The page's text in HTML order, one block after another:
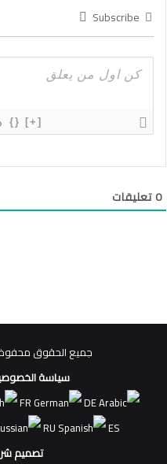
Subscribe
{} [+]
0تعليقات
جميع الحقوق محفوظة
سياسة
FR
DE
RU
ES
تصميم